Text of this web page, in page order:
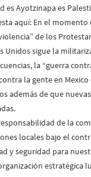
es Ayotzinapa es
aquí: En el momento
de los
Unidos sigue la
la “guerra
la gente en
además de que
de la
locales bajo el
y seguridad para
estratégica